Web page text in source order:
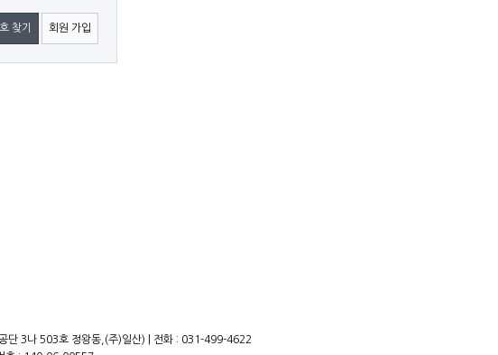
찾기 회원 가입
단 3나 503호 정왕동,(주)일산) | 전화 : 031-499-4622